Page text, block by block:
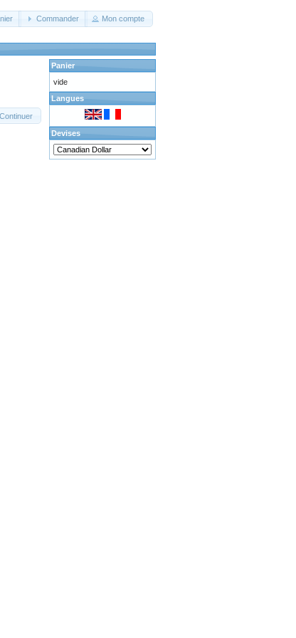
Commander Mon compte
Continuer
Panier
vide
Langues
Devises